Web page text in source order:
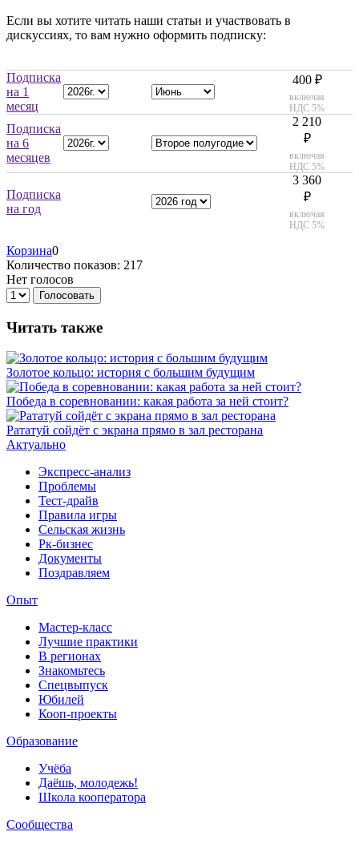
Если вы хотите читать наши статьи и участвовать в
дискуссиях, то вам нужно оформить подписку:
Подписка
на 1
месяц
400 ₽
включая
НДС 5%
Подписка
на 6
месяцев
2 210
₽
включая
НДС 5%
Подписка
на год
3 360
₽
включая
НДС 5%
Корзина0
Количество показов: 217
Нет голосов
Голосовать
Читать также
Золотое кольцо: история с большим будущим
Победа в соревновании: какая работа за ней стоит?
Рататуй сойдёт с экрана прямо в зал ресторана
Актуально
Экспресс-анализ
Проблемы
Тест-драйв
Правила игры
Сельская жизнь
Рк-бизнес
Документы
Поздравляем
Опыт
Мастер-класс
Лучшие практики
В регионах
Знакомьтесь
Спецвыпуск
Юбилей
Кооп-проекты
Образование
Учёба
Даёшь, молодежь!
Школа кооператора
Сообщества